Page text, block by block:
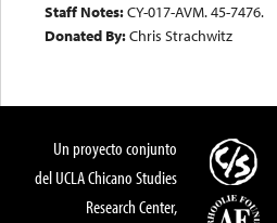
Staff Notes:CY-017-AVM. 45-7476.
Donated By:Chris Strachwitz
Un proyecto conjunto
del UCLA Chicano Studies
Research Center,